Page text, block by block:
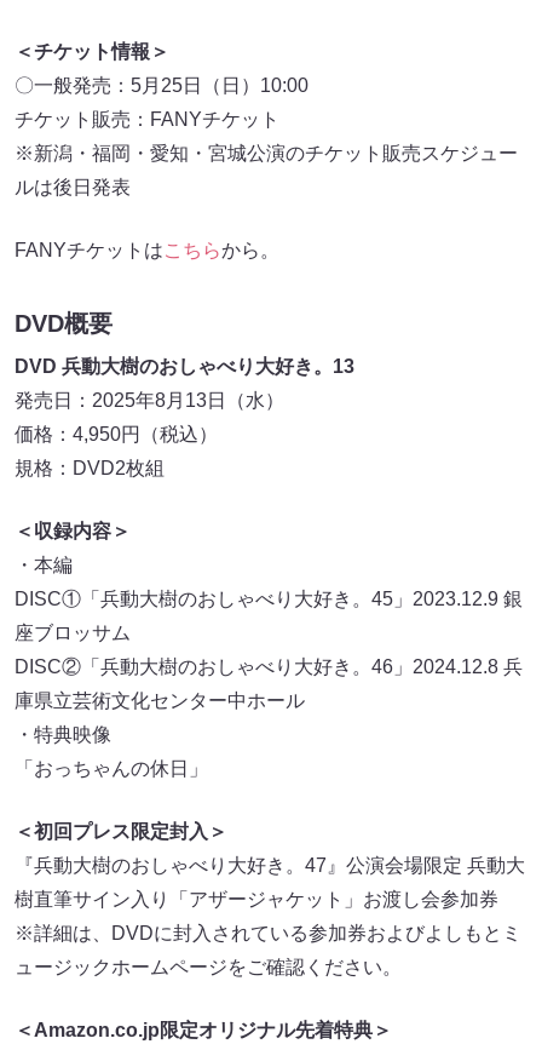
＜チケット情報＞
〇一般発売：5月25日（日）10:00
チケット販売：FANYチケット
※新潟・福岡・愛知・宮城公演のチケット販売スケジュー
ルは後日発表
FANYチケットはこちらから。
DVD概要
DVD 兵動大樹のおしゃべり大好き。13
発売日：2025年8月13日（水）
価格：4,950円（税込）
規格：DVD2枚組
＜収録内容＞
・本編
DISC①「兵動大樹のおしゃべり大好き。45」2023.12.9 銀
座ブロッサム
DISC②「兵動大樹のおしゃべり大好き。46」2024.12.8 兵
庫県立芸術文化センター中ホール
・特典映像
「おっちゃんの休日」
＜初回プレス限定封入＞
『兵動大樹のおしゃべり大好き。47』公演会場限定 兵動大
樹直筆サイン入り「アザージャケット」お渡し会参加券
※詳細は、DVDに封入されている参加券およびよしもとミ
ュージックホームページをご確認ください。
＜Amazon.co.jp限定オリジナル先着特典＞